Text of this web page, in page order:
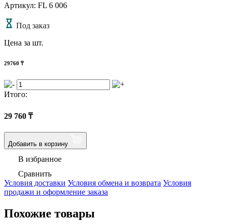
Артикул: FL 6 006
Под заказ
Цена за шт.
29760 ₸
Итого:
29 760 ₸
Добавить в корзину
В избранное
Сравнить
Условия доставки Условия обмена и возврата Условия
продажи и оформление заказа
Похожие товары